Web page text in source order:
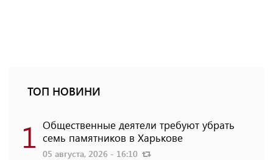
ТОП НОВИНИ
1 Общественные деятели требуют убрать
семь памятников в Харькове
05 августа, 2026 - 16:10